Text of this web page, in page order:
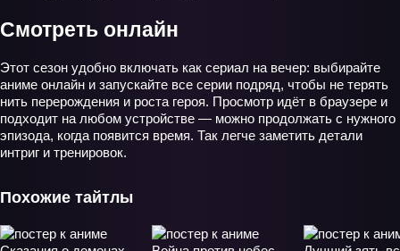
Смотреть онлайн
Этот сезон удобно включать как сериал на вечер: выбирайте
аниме онлайн и запускайте все серии подряд, чтобы не терять
нить перерождения и роста героя. Просмотр идёт в браузере и
подходит на любом устройстве — можно продолжать с нужного
эпизода, когда появится время. Так легче заметить детали
интриг и тренировок.
Похожие тайтлы